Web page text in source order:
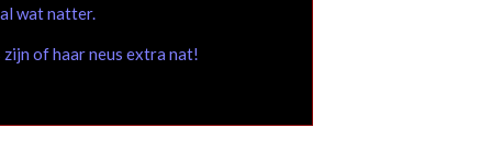
wat natter.
of haar neus extra nat!